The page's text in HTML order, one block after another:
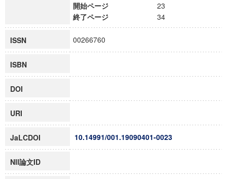
開始ページ
23
終了ページ
34
ISSN 00266760
ISBN
DOI
URI
JaLCDOI 10.14991/001.19090401-0023
NII論文ID